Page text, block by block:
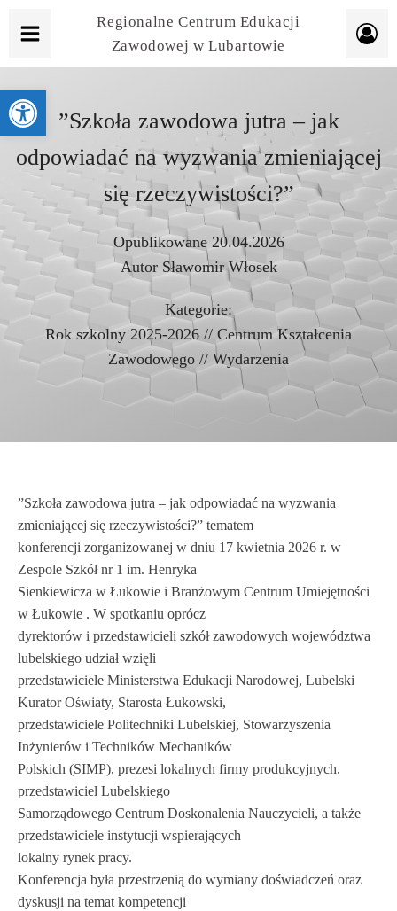
Regionalne Centrum Edukacji
Zawodowej w Lubartowie
”Szkoła zawodowa jutra – jak
odpowiadać na wyzwania zmieniającej
się rzeczywistości?”
Opublikowane 20.04.2026
Autor Sławomir Włosek
Kategorie:
Rok szkolny 2025-2026 // Centrum Kształcenia
Zawodowego // Wydarzenia
”Szkoła zawodowa jutra – jak odpowiadać na wyzwania
zmieniającej się rzeczywistości?” tematem
konferencji zorganizowanej w dniu 17 kwietnia 2026 r. w
Zespole Szkół nr 1 im. Henryka
Sienkiewicza w Łukowie i Branżowym Centrum Umiejętności
w Łukowie . W spotkaniu oprócz
dyrektorów i przedstawicieli szkół zawodowych województwa
lubelskiego udział wzięli
przedstawiciele Ministerstwa Edukacji Narodowej, Lubelski
Kurator Oświaty, Starosta Łukowski,
przedstawiciele Politechniki Lubelskiej, Stowarzyszenia
Inżynierów i Techników Mechaników
Polskich (SIMP), prezesi lokalnych firmy produkcyjnych,
przedstawiciel Lubelskiego
Samorządowego Centrum Doskonalenia Nauczycieli, a także
przedstawiciele instytucji wspierających
lokalny rynek pracy.
Konferencja była przestrzenią do wymiany doświadczeń oraz
dyskusji na temat kompetencji
Otwórz pasek narzędzi